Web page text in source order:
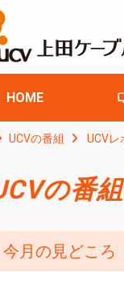
HOME
UCVの番組 UCVレ
の番組
今月の見どころ